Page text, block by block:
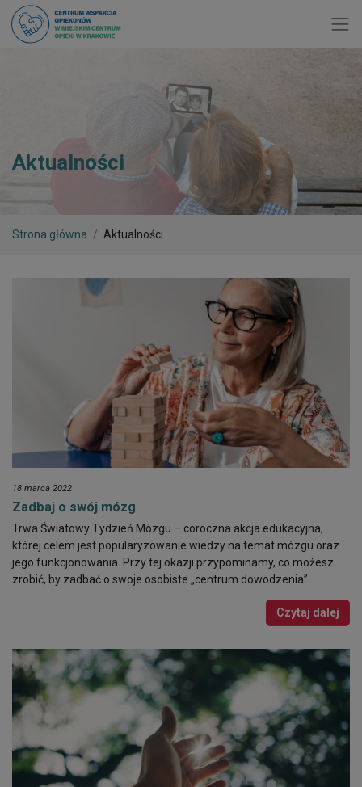
Aktualności
Strona główna Aktualności
18 marca 2022
Zadbaj o swój mózg
Trwa Światowy Tydzień Mózgu – coroczna akcja edukacyjna,
której celem jest popularyzowanie wiedzy na temat mózgu oraz
jego funkcjonowania. Przy tej okazji przypominamy, co możesz
zrobić, by zadbać o swoje osobiste „centrum dowodzenia”.
Czytaj dalej